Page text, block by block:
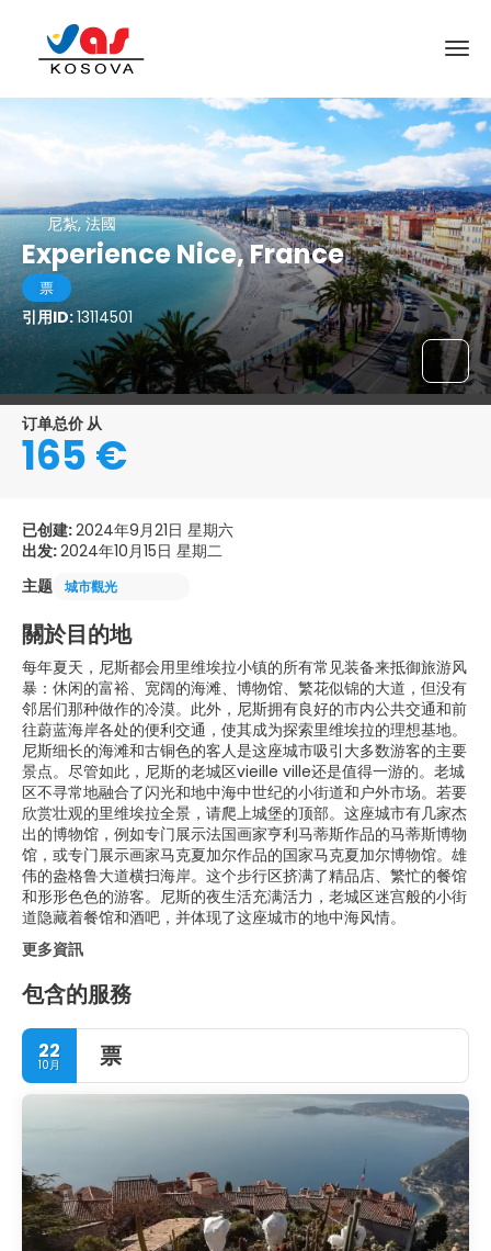
尼紮, 法國
Experience Nice, France
票
引用ID:13114501
订单总价 从
165 €
已创建:2024年9月21日 星期六
出发:2024年10月15日 星期二
主题
城市觀光
關於目的地
每年夏天，尼斯都会用里维埃拉小镇的所有常见装备来抵御旅游风
暴：休闲的富裕、宽阔的海滩、博物馆、繁花似锦的大道，但没有
邻居们那种做作的冷漠。此外，尼斯拥有良好的市内公共交通和前
往蔚蓝海岸各处的便利交通，使其成为探索里维埃拉的理想基地。
尼斯细长的海滩和古铜色的客人是这座城市吸引大多数游客的主要
景点。尽管如此，尼斯的老城区vieille ville还是值得一游的。老城
区不寻常地融合了闪光和地中海中世纪的小街道和户外市场。若要
欣赏壮观的里维埃拉全景，请爬上城堡的顶部。这座城市有几家杰
出的博物馆，例如专门展示法国画家亨利马蒂斯作品的马蒂斯博物
馆，或专门展示画家马克夏加尔作品的国家马克夏加尔博物馆。雄
伟的盎格鲁大道横扫海岸。这个步行区挤满了精品店、繁忙的餐馆
和形形色色的游客。尼斯的夜生活充满活力，老城区迷宫般的小街
道隐藏着餐馆和酒吧，并体现了这座城市的地中海风情。
更多資訊
包含的服務
22
10月 票